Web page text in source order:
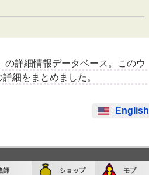
の詳細情報データベース。このウ
細をまとめました。
English
師 ショップ モブ